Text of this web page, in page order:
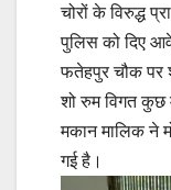
चोरों के विरुद्ध
पुलिस को दिए
फतेहपुर चौक पर
शो रुम विगत
मकान मालिक ने
गई है।